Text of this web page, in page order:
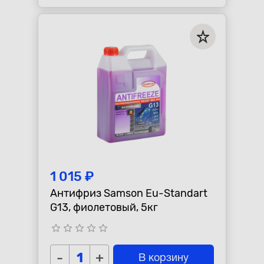
1 015 ₽
Антифриз Samson Eu-Standart
G13, фиолетовый, 5кг
star_border star_border star_border star_border star_border
- + В корзину